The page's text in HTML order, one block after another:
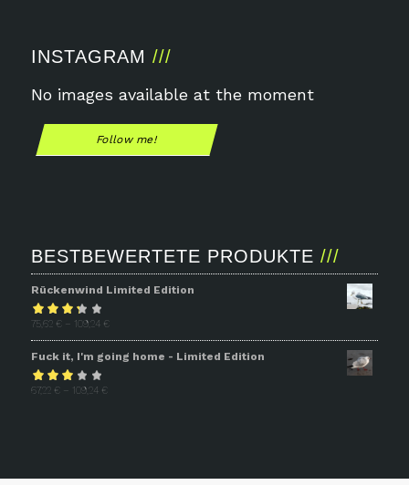
INSTAGRAM
No images available at the moment
Follow me!
BESTBEWERTETE PRODUKTE
Rückenwind Limited Edition
Bewertet
mit3.31
von 5
75,62 € – 109,24 €
Fuck it, I'm going home - Limited Edition
Bewertet
67,22 € – 109,24 €